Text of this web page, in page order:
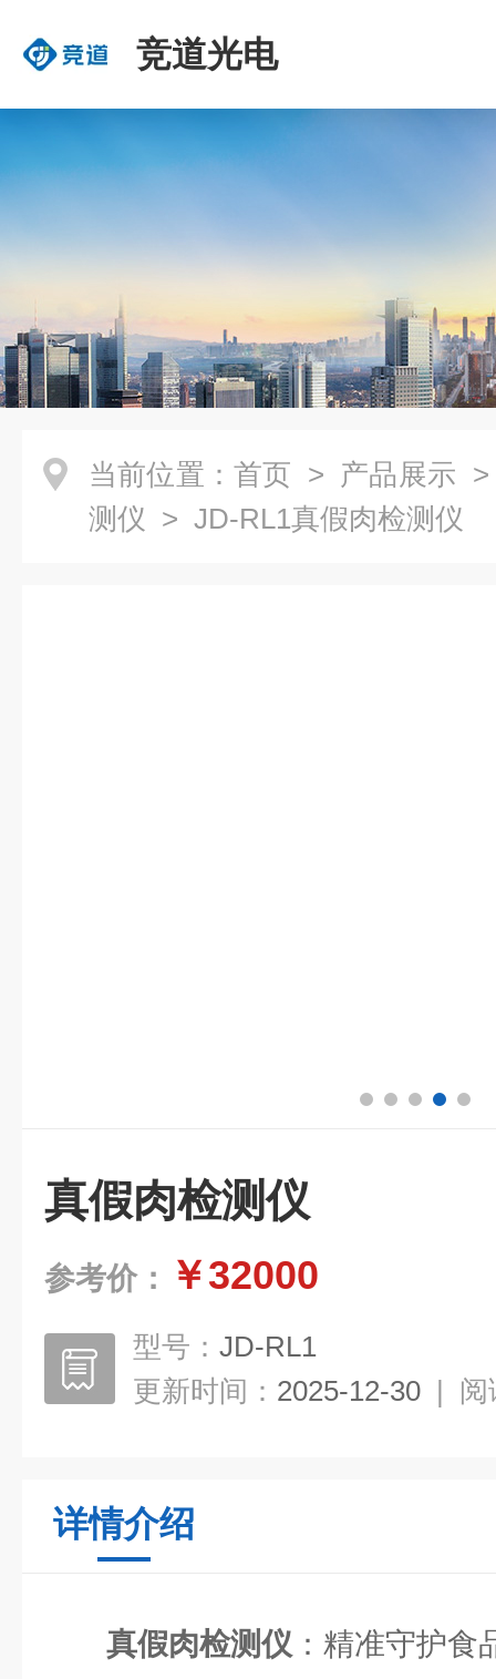
竞道光电
当前位置： 首页 > 产品展示
测仪 > JD-RL1真假肉检测仪
真假肉检测仪
参考价： ￥32000
型号： JD-RL1
更新时间： 2025-12-30 | 阅
详情介绍
真假肉检测仪 ：精准守护食